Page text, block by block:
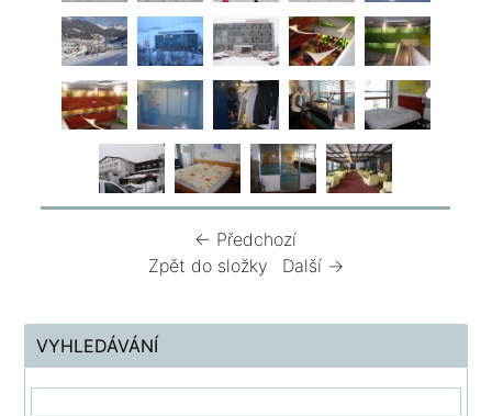
← Předchozí
Zpět do složky
Další →
VYHLEDÁVÁNÍ